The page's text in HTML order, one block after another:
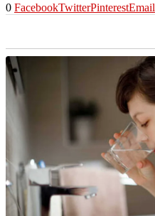
0 FacebookTwitterPinterestEmail